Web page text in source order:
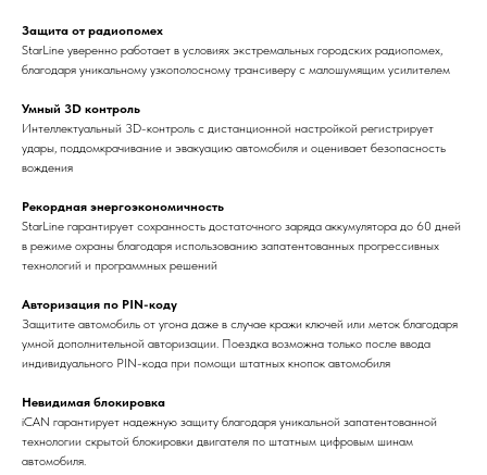
Защита от радиопомех
StarLine уверенно работает в условиях экстремальных городских радиопомех,
благодаря уникальному узкополосному трансиверу с малошумящим усилителем
Умный 3D контроль
Интеллектуальный 3D-контроль с дистанционной настройкой регистрирует
удары, поддомкрачивание и эвакуацию автомобиля и оценивает безопасность
вождения
Рекордная энергоэкономичность
StarLine гарантирует сохранность достаточного заряда аккумулятора до 60 дней
в режиме охраны благодаря использованию запатентованных прогрессивных
технологий и программных решений
Авторизация по PIN-коду
Защитите автомобиль от угона даже в случае кражи ключей или меток благодаря
умной дополнительной авторизации. Поездка возможна только после ввода
индивидуального PIN-кода при помощи штатных кнопок автомобиля
Невидимая блокировка
iCAN гарантирует надежную защиту благодаря уникальной запатентованной
технологии скрытой блокировки двигателя по штатным цифровым шинам
автомобиля.